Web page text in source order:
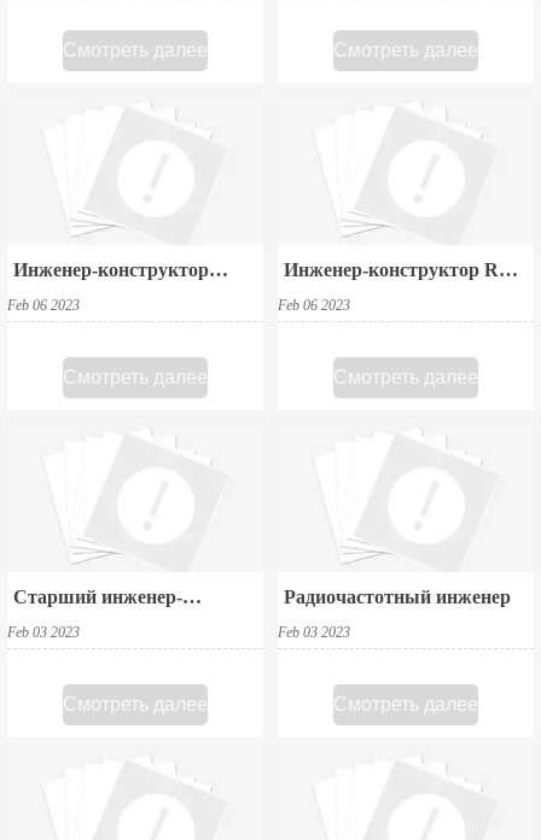
Смотреть далее Смотреть далее
Инженер-конструктор
ASIC
Feb 06 2023
Смотреть далее
Инженер-конструктор RF-
CMOS
Feb 06 2023
Смотреть далее
Старший инженер-
конструктор ИС
аналоговых смешанных
Feb 03 2023
Смотреть далее
Радиочастотный инженер
Feb 03 2023
Смотреть далее